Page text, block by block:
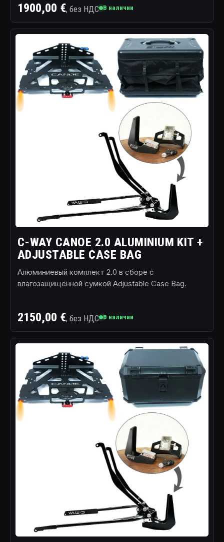
1900,00 €, без НДС В наличии
C-WAY CANOE 2.0 ALUMINIUM KIT +
ADJUSTABLE CASE BAG
Алюминиевый комплект 2.0 в сборе с
влагозащищённой сумкой Adjustable Case Bag.
2150,00 €, без НДС В наличии